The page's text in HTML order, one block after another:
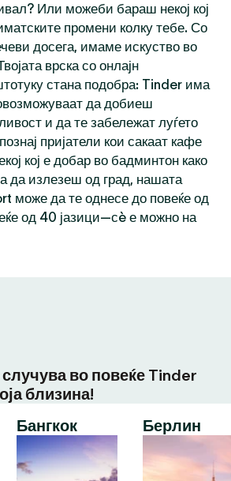
Или можеби бараш некој кој
промени колку тебе. Со
досега, имаме искуство во
врска со онлајн
стана подобра: Tinder има
да добиеш
и да те забележат луѓето
пријатели кои сакаат кафе
кој е добар во бадминтон како
да излезеш од град, нашата
може да те однесе до повеќе од
од 40 јазици—сè е можно на
во повеќе Tinder
близина!
Бангкок Берлин